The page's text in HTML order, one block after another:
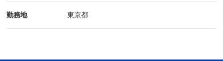
勤務地 東京都